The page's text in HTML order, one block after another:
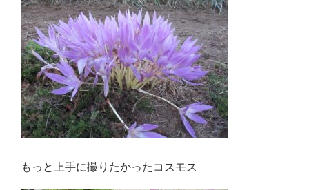
もっと上手に撮りたかったコスモス